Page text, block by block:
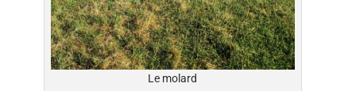
Le molard